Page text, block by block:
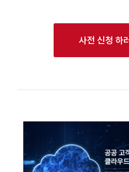
사전 신청 하